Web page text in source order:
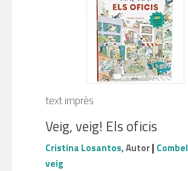
text imprès
Veig, veig! Els oficis
Cristina Losantos, Autor| Combel
veig